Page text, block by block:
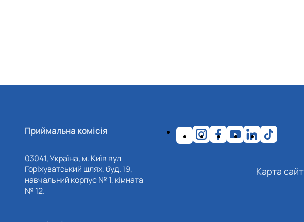
Приймальна комісія
03041, Україна, м. Київ вул.
Горіхуватський шлях, буд. 19,
навчальний корпус № 1, кімната
№ 12.
Карта